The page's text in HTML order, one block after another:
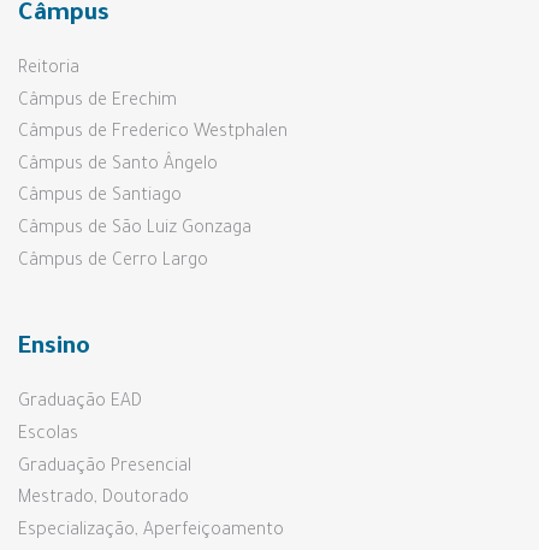
Câmpus
Reitoria
Câmpus de Erechim
Câmpus de Frederico Westphalen
Câmpus de Santo Ângelo
Câmpus de Santiago
Câmpus de São Luiz Gonzaga
Câmpus de Cerro Largo
Ensino
Graduação EAD
Escolas
Graduação Presencial
Mestrado, Doutorado
Especialização, Aperfeiçoamento